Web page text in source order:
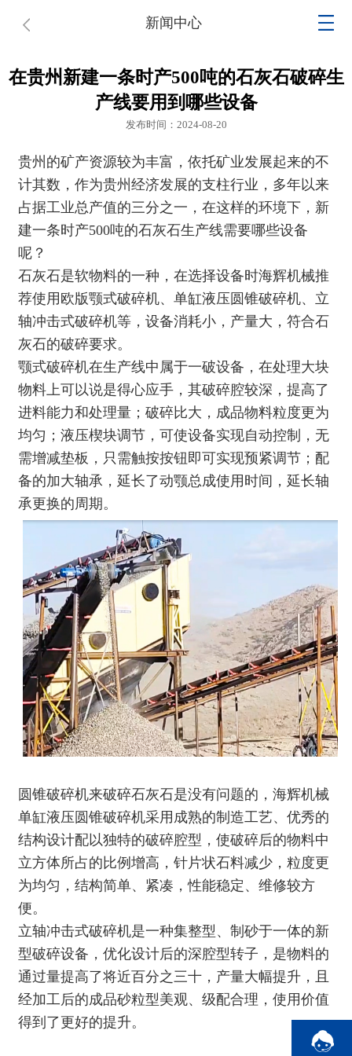
新闻中心
在贵州新建一条时产500吨的石灰石破碎生
产线要用到哪些设备
发布时间：2024-08-20
贵州的矿产资源较为丰富，依托矿业发展起来的不
计其数，作为贵州经济发展的支柱行业，多年以来
占据工业总产值的三分之一，在这样的环境下，新
建一条时产500吨的石灰石生产线需要哪些设备
呢？
石灰石是软物料的一种，在选择设备时海辉机械推
荐使用 欧版颚式破碎机、单缸液压圆锥破碎机、立
轴冲击式破碎机等，设备消耗小，产量大，符合石
灰石的破碎要求。
颚式破碎机在生产线中属于一破设备，在处理大块
物料上可以说是得心应手，其破碎腔较深，提高了
进料能力和处理量；破碎比大，成品物料粒度更为
均匀；液压楔块调节，可使设备实现自动控制，无
需增减垫板，只需触按按钮即可实现预紧调节；配
备的加大轴承，延长了动颚总成使用时间，延长轴
承更换的周期。
圆锥破碎机来破碎石灰石是没有问题的，海辉机械
单缸液压圆锥破碎机采用成熟的制造工艺、优秀的
结构设计配以独特的破碎腔型，使破碎后的物料中
立方体所占的比例增高，针片状石料减少，粒度更
为均匀，结构简单、紧凑，性能稳定、维修较方
便。
立轴冲击式破碎机是一种集整型、制砂于一体的新
型破碎设备，优化设计后的深腔型转子，是物料的
通过量提高了将近百分之三十，产量大幅提升，且
经加工后的成品砂粒型美观、级配合理，使用价值
得到了更好的提升。